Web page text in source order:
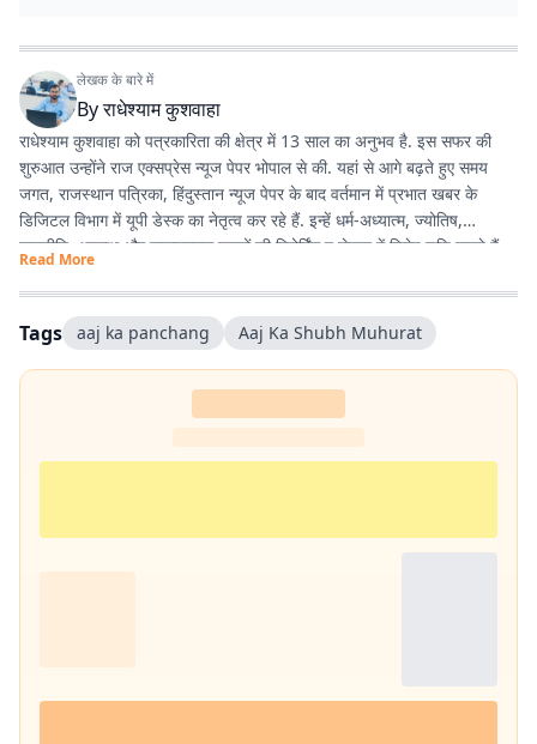
लेखक के बारे में
Byराधेश्याम कुशवाहा
राधेश्याम कुशवाहा को पत्रकारिता की क्षेत्र में 13 साल का अनुभव है. इस सफर की
शुरुआत उन्होंने राज एक्सप्रेस न्यूज पेपर भोपाल से की. यहां से आगे बढ़ते हुए समय
जगत, राजस्थान पत्रिका, हिंदुस्तान न्यूज पेपर के बाद वर्तमान में प्रभात खबर के
डिजिटल विभाग में यूपी डेस्क का नेतृत्व कर रहे हैं. इन्हें धर्म-अध्यात्म, ज्योतिष,
राजनीति, अपराध और सकारात्मक खबरों की रिपोर्टिंग व लेखन में विशेष रुचि रखते हैं.
Read More
Tags aaj ka panchang Aaj Ka Shubh Muhurat